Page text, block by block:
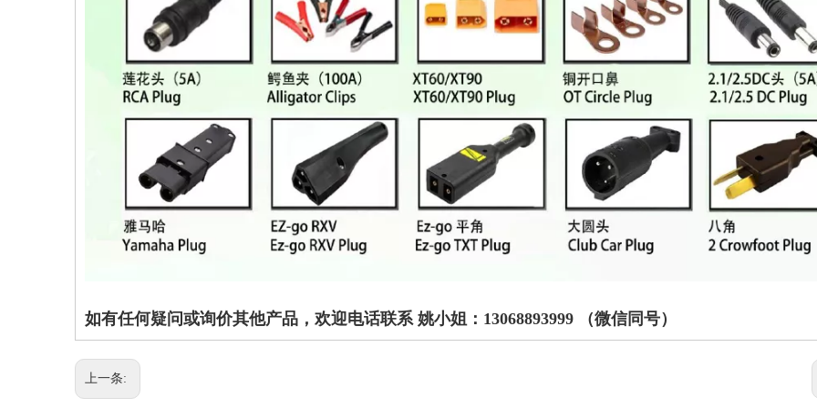
如有任何疑问或询价其他产品，欢迎电话联系 姚小姐：13068893999 （微信同号）
上一条: